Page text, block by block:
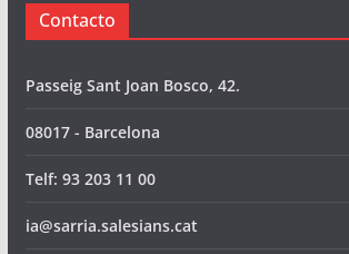
Contacto
Passeig Sant Joan Bosco, 42.
08017 - Barcelona
Telf: 93 203 11 00
ia@sarria.salesians.cat